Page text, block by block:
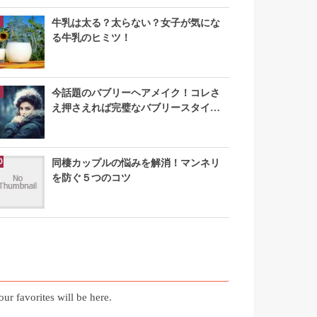
牛乳は太る？太らない？女子が気にな
る牛乳のヒミツ！
今話題のバブリーヘアメイク！コレさ
え押さえれば完璧なバブリースタイル
同棲カップルの悩みを解消！マンネリ
を防ぐ５つのコツ
favorites will be here.